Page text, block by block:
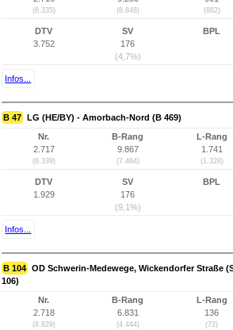
(6.335) (6.848) (882)
DTV
3.752
SV
176
(4,7%)
BPL
Infos...
B 47 LG (HE/BY) - Amorbach-Nord (B 469)
Nr.
2.717
(6.339)
B-Rang
9.867
(7.464)
L-Rang
1.741
(1.328)
DTV
1.929
SV
176
(9,1%)
BPL
Infos...
B 104 OD Schwerin-Medewege, Wickendorfer Straße
106)
Nr.
2.718
(8.829)
B-Rang
6.831
(4.444)
L-Rang
136
(72)